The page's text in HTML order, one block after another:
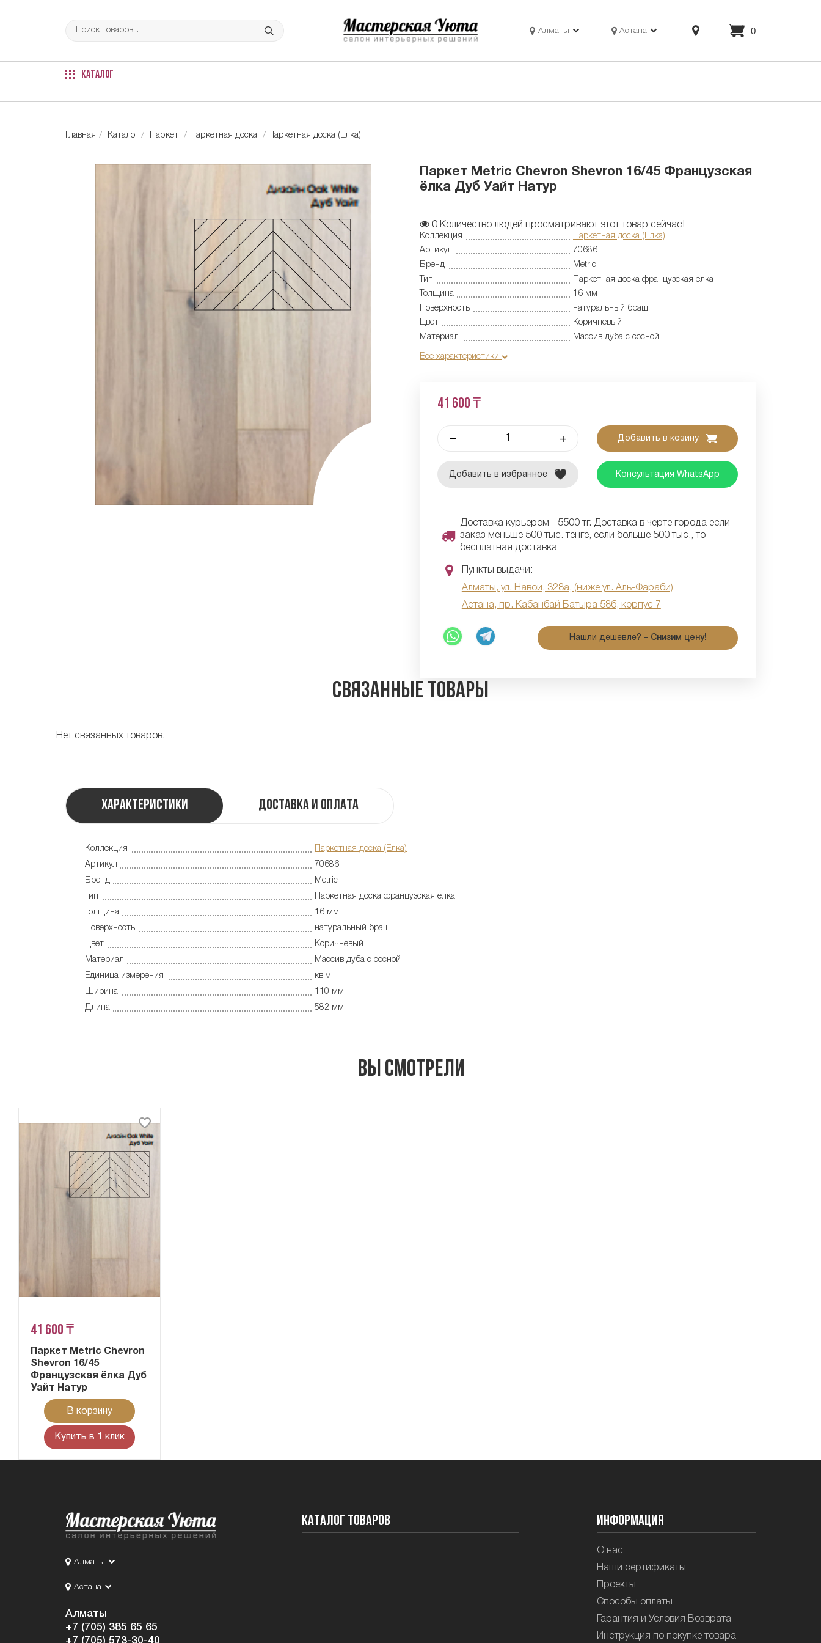
Алматы Астана 0
КАТАЛОГ
Главная Каталог Паркет Паркетная доска Паркетная доска (Елка)
Паркет Metric Chevron Shevron 16/45 Французская
ёлка Дуб Уайт Натур
0 Количество людей просматривают этот товар сейчас!
Коллекция
Паркетная доска (Елка)
Артикул
70686
Бренд
Metric
Тип
Паркетная доска французская елка
Толщина
16 мм
Поверхность
натуральный браш
Цвет
Коричневый
Материал
Массив дуба с сосной
Все характеристики
41 600 ₸
– + Добавить в козину
Добавить в избранное Консультация WhatsApp
Доставка курьером - 5500 тг. Доставка в черте города если
заказ меньше 500 тыс. тенге, если больше 500 тыс., то
бесплатная доставка
Пункты выдачи:
Алматы, ул. Навои, 328а, (ниже ул. Аль-Фараби)
Астана, пр. Кабанбай Батыра 58б, корпус 7
Нашли дешевле? – Снизим цену!
Связанные товары
Нет связанных товаров.
Характеристики Доставка и оплата
Коллекция
Паркетная доска (Елка)
Артикул
70686
Бренд
Metric
Тип
Паркетная доска французская елка
Толщина
16 мм
Поверхность
натуральный браш
Цвет
Коричневый
Материал
Массив дуба с сосной
Единица измерения
кв.м
Ширина
110 мм
Длина
582 мм
Вы смотрели
41 600 ₸
Паркет Metric Chevron
Shevron 16/45
Французская ёлка Дуб
Уайт Натур
В корзину
Купить в 1 клик
Алматы
Астана
Алматы
+7 (705) 385 65 65
+7 (705) 573-30-40
Каталог товаров Информация
О нас
Наши сертификаты
Проекты
Способы оплаты
Гарантия и Условия Возврата
Инструкция по покупке товара